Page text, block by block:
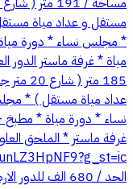
مستقل و عداد مياة
* مجلس نساء * دورة
185
عداد مياة مستقل ) *
نساء * دورة مياة * مطبخ
غرفة ماستر * الملحق
الحد / 680 الف للدور الارضي الحد / 600 الف للدور العلوي